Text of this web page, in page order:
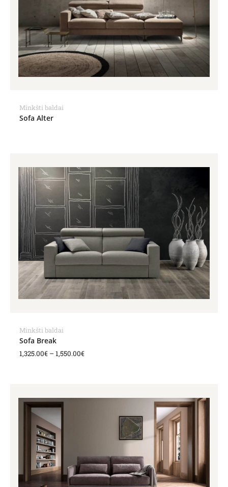
Minkšti baldai
Sofa Alter
Minkšti baldai
Sofa Break
1,325.00€ –1,550.00€
range:
1,325.00€
through
1,550.00€
range: